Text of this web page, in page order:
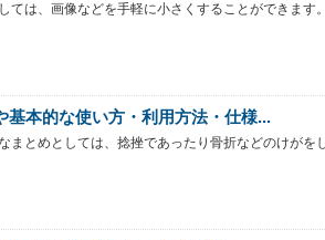
ては、画像などを手軽に小さくすることができます
基本的な使い方・利用方法・仕様...
まとめとしては、捻挫であったり骨折などのけがを